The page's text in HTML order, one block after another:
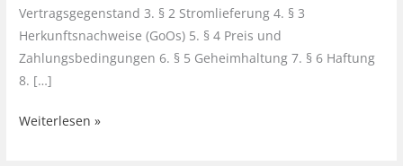
Vertragsgegenstand 3. § 2 Stromlieferung 4. § 3
Herkunftsnachweise (GoOs) 5. § 4 Preis und
Zahlungsbedingungen 6. § 5 Geheimhaltung 7. § 6 Haftung
8. […]
Aufbau
Weiterlesen »